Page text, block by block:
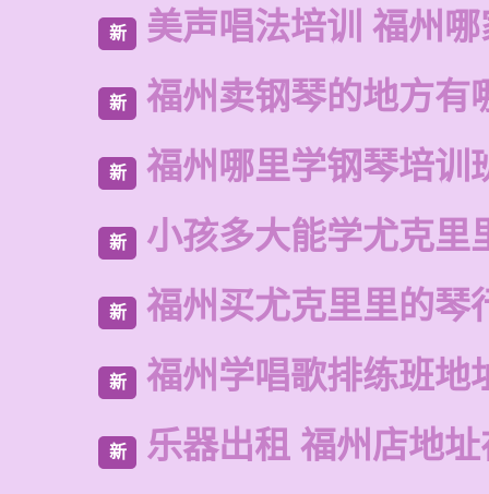
新 美声唱法培训 福州
新 福州卖钢琴的地方有
新 福州哪里学钢琴培训
新 小孩多大能学尤克里
新 福州买尤克里里的琴
新 福州学唱歌排练班地
新 乐器出租 福州店地